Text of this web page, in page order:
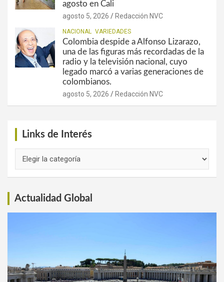
agosto en Cali
agosto 5, 2026 Redacción NVC
NACIONAL VARIEDADES
Colombia despide a Alfonso Lizarazo,
una de las figuras más recordadas de la
radio y la televisión nacional, cuyo
legado marcó a varias generaciones de
colombianos.
agosto 5, 2026 Redacción NVC
Links de Interés
Actualidad Global